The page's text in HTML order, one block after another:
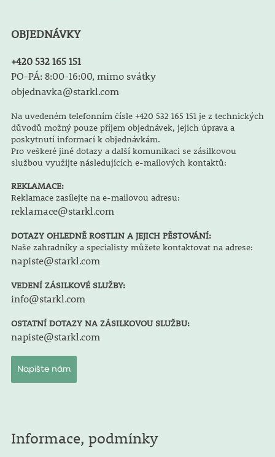
OBJEDNÁVKY
+420 532 165 151
PO-PÁ: 8:00-16:00, mimo svátky
objednavka@starkl.com
Na uvedeném telefonním čísle +420 532 165 151 je z technických
důvodů možný pouze příjem objednávek, jejich úprava a
poskytnutí informací k objednávkám.
Pro veškeré jiné dotazy a další komunikaci se zásilkovou
službou využijte následujících e-mailových kontaktů:
REKLAMACE:
Reklamace zasílejte na e-mailovou adresu:
reklamace@starkl.com
DOTAZY OHLEDNĚ ROSTLIN A JEJICH PĚSTOVÁNÍ:
Naše zahradníky a specialisty můžete kontaktovat na adrese:
napiste@starkl.com
VEDENÍ ZÁSILKOVÉ SLUŽBY:
info@starkl.com
OSTATNÍ DOTAZY NA ZÁSILKOVOU SLUŽBU:
napiste@starkl.com
Napište nám
Informace, podmínky